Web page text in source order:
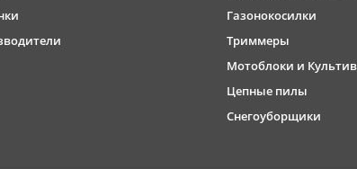
Газонокосилки
Триммеры
Мотоблоки и
Цепные пилы
Снегоуборщики